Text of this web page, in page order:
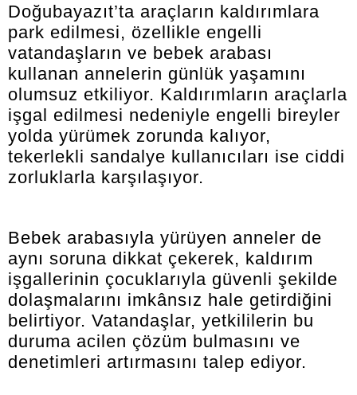
Doğubayazıt’ta araçların kaldırımlara
park edilmesi, özellikle engelli
vatandaşların ve bebek arabası
kullanan annelerin günlük yaşamını
olumsuz etkiliyor. Kaldırımların araçlarla
işgal edilmesi nedeniyle engelli bireyler
yolda yürümek zorunda kalıyor,
tekerlekli sandalye kullanıcıları ise ciddi
zorluklarla karşılaşıyor.
Bebek arabasıyla yürüyen anneler de
aynı soruna dikkat çekerek, kaldırım
işgallerinin çocuklarıyla güvenli şekilde
dolaşmalarını imkânsız hale getirdiğini
belirtiyor. Vatandaşlar, yetkililerin bu
duruma acilen çözüm bulmasını ve
denetimleri artırmasını talep ediyor.